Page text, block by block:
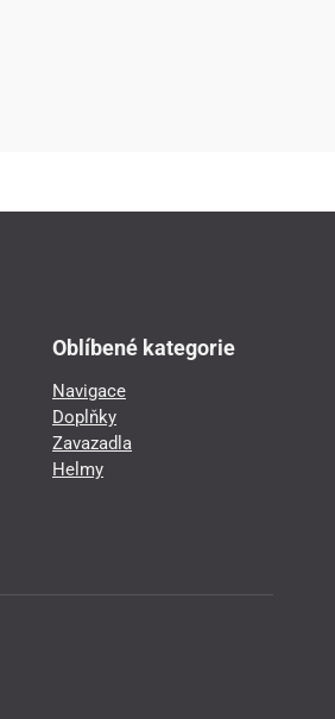
Oblíbené kategorie
Navigace
Doplňky
Zavazadla
Helmy